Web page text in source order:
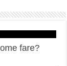
fare?